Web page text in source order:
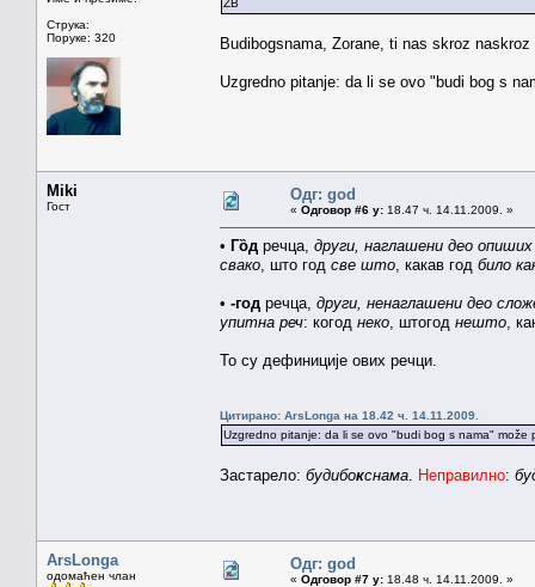
Струка:
Поруке: 320
ZB
Budibogsnama, Zorane, ti nas skroz naskroz
Uzgredno pitanje: da li se ovo "budi bog s
Miki
Гост
Одг: god
« Одговор #6 у: 18.47 ч. 14.11.2009. »
• Гȍд речца, други, наглашени део опиших
свако , што год све што , какав год било
• -год речца, други, ненаглашени део
упитна реч: когод неко , штогод нешто ,
То су дефиниције ових речци.
Цитирано: ArsLonga на 18.42 ч. 14.11.2009.
Uzgredno pitanje: da li se ovo "budi bog s nama"
Застарело: будибокснама Неправилно:
ArsLonga
одомаћен члан
Одг: god
« Одговор #7 у: 18.48 ч. 14.11.2009. »